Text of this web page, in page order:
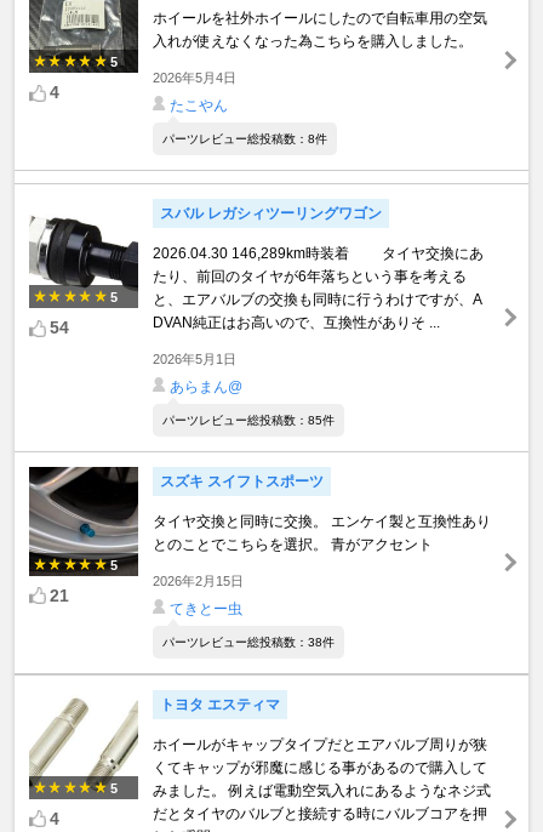
5
4
ホイールを社外ホイールにしたので自転車用の空気
入れが使えなくなった為こちらを購入しました。
2026年5月4日
たこやん
パーツレビュー総投稿数：8件
5
54
スバル レガシィツーリングワゴン
2026.04.30 146,289km時装着 タイヤ交換にあ
たり、前回のタイヤが6年落ちという事を考える
と、エアバルブの交換も同時に行うわけですが、A
DVAN純正はお高いので、互換性がありそ ...
2026年5月1日
あらまん@
パーツレビュー総投稿数：85件
5
21
スズキ スイフトスポーツ
タイヤ交換と同時に交換。 エンケイ製と互換性あり
とのことでこちらを選択。 青がアクセント
2026年2月15日
てきとー虫
パーツレビュー総投稿数：38件
5
4
トヨタ エスティマ
ホイールがキャップタイプだとエアバルブ周りが狭
くてキャップが邪魔に感じる事があるので購入して
みました。 例えば電動空気入れにあるようなネジ式
だとタイヤのバルブと接続する時にバルブコアを押